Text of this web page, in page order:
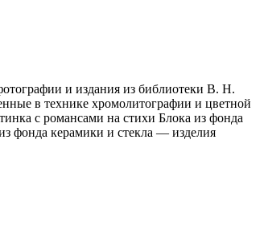
и издания из библиотеки В. Н.
в технике хромолитографии и цветной
с романсами на стихи Блока из фонда
фонда керамики и стекла — изделия